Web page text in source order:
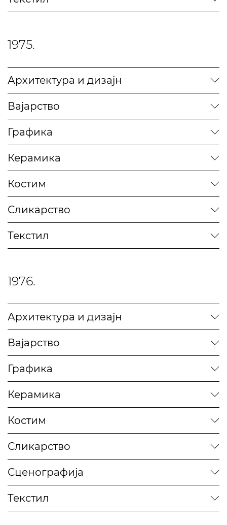
1975.
Архитектура и дизајн
Вајарство
Графика
Керамика
Костим
Сликарство
Текстил
1976.
Архитектура и дизајн
Вајарство
Графика
Керамика
Костим
Сликарство
Сценографија
Текстил